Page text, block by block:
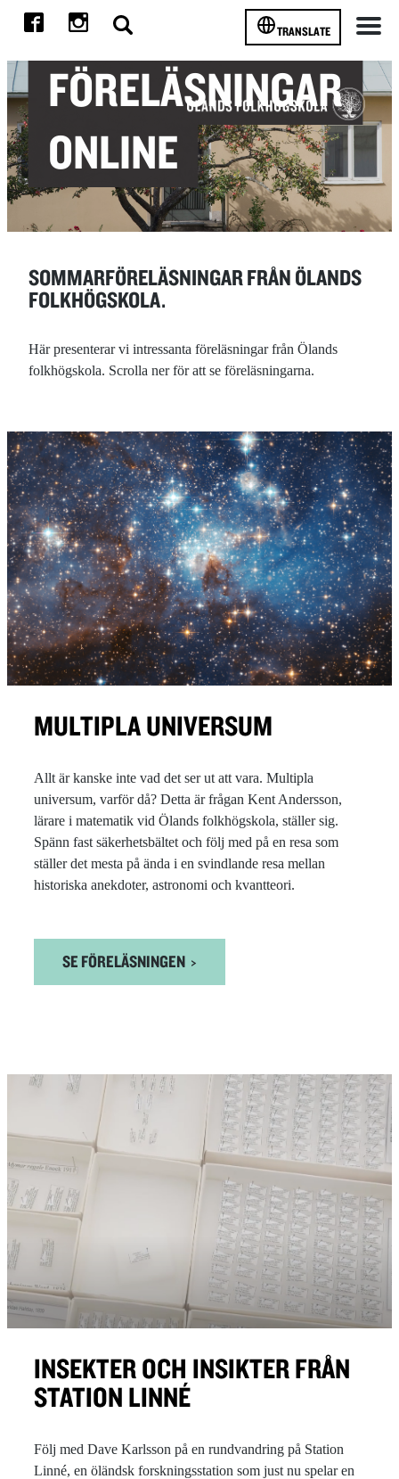
TRANSLATE
FÖRELÄSNINGAR
ONLINE
SOMMARFÖRELÄSNINGAR FRÅN ÖLANDS
FOLKHÖGSKOLA.
Här presenterar vi intressanta föreläsningar från Ölands
folkhögskola. Scrolla ner för att se föreläsningarna.
MULTIPLA UNIVERSUM
Allt är kanske inte vad det ser ut att vara. Multipla
universum, varför då? Detta är frågan Kent Andersson,
lärare i matematik vid Ölands folkhögskola, ställer sig.
Spänn fast säkerhetsbältet och följ med på en resa som
ställer det mesta på ända i en svindlande resa mellan
historiska anekdoter, astronomi och kvantteori.
SE FÖRELÄSNINGEN
INSEKTER OCH INSIKTER FRÅN
STATION LINNÉ
Följ med Dave Karlsson på en rundvandring på Station
Linné, en öländsk forskningsstation som just nu spelar en